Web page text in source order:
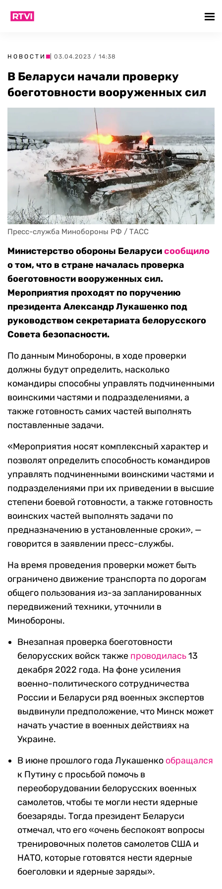
НОВОСТИ | 03.04.2023 / 14:38
В Беларуси начали проверку
боеготовности вооруженных сил
Пресс-служба Минобороны РФ / ТАСС
Министерство обороны Беларусисообщило
о том, что в стране началась проверка
боеготовности вооруженных сил.
Мероприятия проходят по поручению
президента Александр Лукашенко под
руководством секретариата белорусского
Совета безопасности.
По данным Минобороны, в ходе проверки
должны будут определить, насколько
командиры способны управлять подчиненными
воинскими частями и подразделениями, а
также готовность самих частей выполнять
поставленные задачи.
«Мероприятия носят комплексный характер и
позволят определить способность командиров
управлять подчиненными воинскими частями и
подразделениями при их приведении в высшие
степени боевой готовности, а также готовность
воинских частей выполнять задачи по
предназначению в установленные сроки», —
говорится в заявлении пресс-службы.
На время проведения проверки может быть
ограничено движение транспорта по дорогам
общего пользования из-за запланированных
передвижений техники, уточнили в
Минобороны.
Внезапная проверка боеготовности
белорусских войск также проводилась13
декабря 2022 года. На фоне усиления
военно-политического сотрудничества
России и Беларуси ряд военных экспертов
выдвинули предположение, что Минск может
начать участие в военных действиях на
Украине.
В июне прошлого года Лукашенко обращался
к Путину с просьбой помочь в
переоборудовании белорусских военных
самолетов, чтобы те могли нести ядерные
боезаряды. Тогда президент Беларуси
отмечал, что его «очень беспокоят вопросы
тренировочных полетов самолетов США и
НАТО, которые готовятся нести ядерные
боеголовки и ядерные заряды».